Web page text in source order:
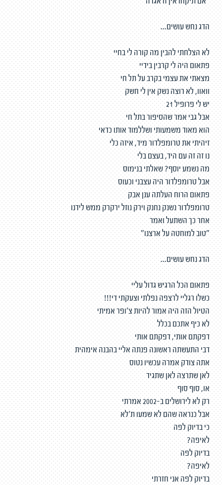
"אם תיקחו אין זו אגדה"
הדג נחש עושים...
לא הצלחתי להבין מה קורה לי בחיי
פתאום היה לי קרבין בידיי
מצאתי את עצמי בקרב על תל חי
וואוו, לא רוצה נשק אין לי חשק
יש לי פרופיל 21
אבל גבי אמר שהסיפור בתל חי
הוא מאוד משמעותי ושללמוד אותו כדאי
זיהיתי את טרומפלדור מיד, איזה כלי
נו זה זה עם היד, בעצם בלי
מה נשמע יוסף? שאלתי בנימוס
אבל טרומפלדור היה עצבני וכעוס
פתאום הרוח העלתה ענן אבק
טרומפלדור נשנק נחנק וירק נוזל ירקרק ממש לידנו
אחר כך השתעל ואמר
"טוב למוחטה על ארצנו"
הדג נחש עושים...
פתאום הכל הרגיש גדול עליי
כשלו רגליי לרצפה נפלתי וצעקתי די!!!
הטיול הזה היה אמור להיות צ'ופר אמיתי
לא כיף אתכם בכלל
דפקתם אותי, דפקתם אותי
דבי התעשתה ראשונה פנתה אליי בהבנה אימהית
אתה צודק אמרה עכשיו נטוס
לאן שתרצה לאן שתגיד
או, סוף סוף
רק לא לירושלים ב-2002 אמרתי
אבל כנראה שהם לא שמעו ת'לא
כי בדיוק לפה
לאיפה?
בדיוק לפה
לאיפה?
בדיוק לפה אני חזרתי